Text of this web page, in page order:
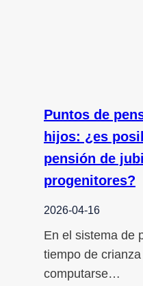
Puntos de
hijos: ¿es
pensión de
progenitores?
2026-04-16
En el sistema de
tiempo de
computarse…